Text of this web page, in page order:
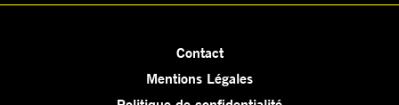
Contact
Mentions Légales